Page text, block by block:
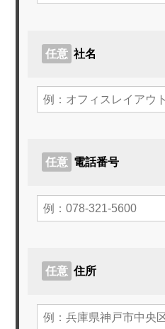
ホーム
オフィスづくりブログ
お問い合わせ
任意 社名
任意 電話番号
任意 住所